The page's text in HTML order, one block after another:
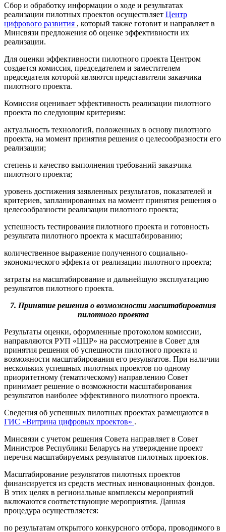
Сбор и обработку информации о ходе и результатах
реализации пилотных проектов осуществляет Центр
цифрового развития , который также готовит и направляет в
Минсвязи предложения об оценке эффективности их
реализации.
Для оценки эффективности пилотного проекта Центром
создается комиссия, председателем и заместителем
председателя которой являются представители заказчика
пилотного проекта.
Комиссия оценивает эффективность реализации пилотного
проекта по следующим критериям:
актуальность технологий, положенных в основу пилотного
проекта, на момент принятия решения о целесообразности его
реализации;
степень и качество выполнения требований заказчика
пилотного проекта;
уровень достижения заявленных результатов, показателей и
критериев, запланированных на момент принятия решения о
целесообразности реализации пилотного проекта;
успешность тестирования пилотного проекта и готовность
результата пилотного проекта к масштабированию;
количественное выражение полученного социально-
экономического эффекта от реализации пилотного проекта;
затраты на масштабирование и дальнейшую эксплуатацию
результатов пилотного проекта.
7. Принятие решения о возможности масштабирования
пилотного проекта
Результаты оценки, оформленные протоколом комиссии,
направляются РУП «ЦЦР» на рассмотрение в Совет для
принятия решения об успешности пилотного проекта и
возможности масштабирования его результатов. При наличии
нескольких успешных пилотных проектов по одному
приоритетному (тематическому) направлению Совет
принимает решение о возможности масштабирования
результатов наиболее эффективного пилотного проекта.
Сведения об успешных пилотных проектах размещаются в
ГИС «Витрина цифровых проектов» .
Минсвязи с учетом решения Совета направляет в Совет
Министров Республики Беларусь на утверждение проект
перечня масштабируемых результатов пилотных проектов.
Масштабирование результатов пилотных проектов
финансируется из средств местных инновационных фондов.
В этих целях в региональные комплексы мероприятий
включаются соответствующие мероприятия. Данная
процедура осуществляется:
по результатам открытого конкурсного отбора, проводимого в